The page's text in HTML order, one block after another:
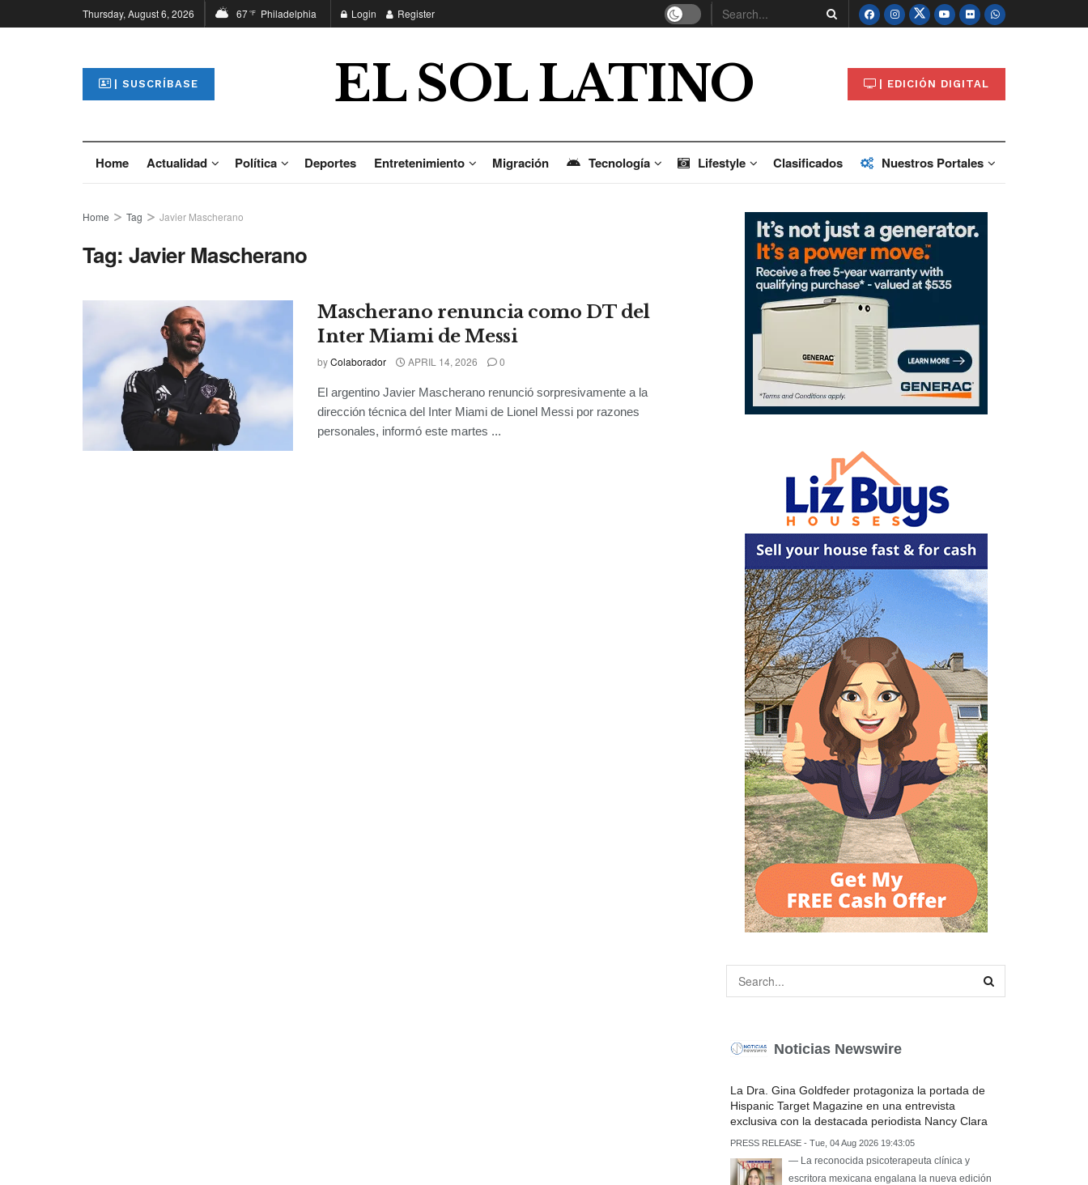
Thursday, August 6, 2026 67°F Philadelphia Login Register
| SUSCRÍBASE EL SOL LATINO | EDICIÓN DIGITAL
Home Actualidad Política Deportes Entretenimiento Migración Tecnología Lifestyle Clasificados Nuestros Portales
Home Tag Javier Mascherano
Tag:Javier Mascherano
Mascherano renuncia como DT del
Inter Miami de Messi
byColaborador APRIL 14, 2026 0
El argentino Javier Mascherano renunció sorpresivamente a la
dirección técnica del Inter Miami de Lionel Messi por razones
personales, informó este martes ...
Noticias Newswire
La Dra. Gina Goldfeder protagoniza la portada de
Hispanic Target Magazine en una entrevista
exclusiva con la destacada periodista Nancy Clara
PRESS RELEASE - Tue, 04 Aug 2026 19:43:05
— La reconocida psicoterapeuta clínica y
escritora mexicana engalana la nueva edición